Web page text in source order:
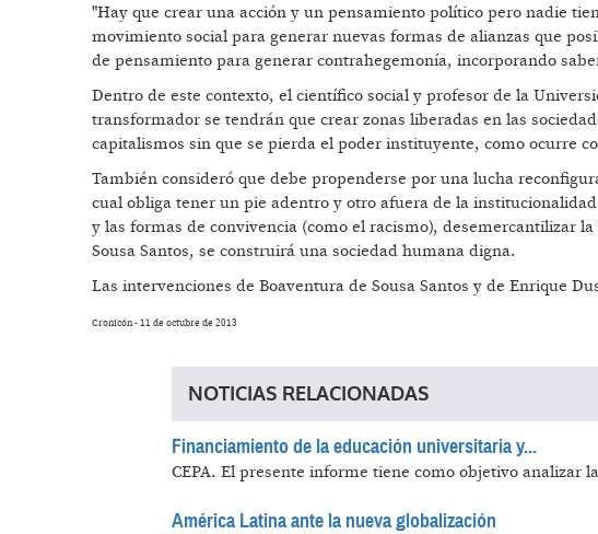
"Hay que crear una acción y un pensamiento político pero nadie
movimiento social para generar nuevas formas de alianzas que
de pensamiento para generar contrahegemonía, incorporando
Dentro de este contexto, el científico social y profesor de la
transformador se tendrán que crear zonas liberadas en las
capitalismos sin que se pierda el poder instituyente, como ocurre
También consideró que debe propenderse por una lucha
cual obliga tener un pie adentro y otro afuera de la
y las formas de convivencia (como el racismo), desemercantilizar
Sousa Santos, se construirá una sociedad humana digna.
Las intervenciones de Boaventura de Sousa Santos y de Enrique
Cronicón - 11 de octubre de 2013
NOTICIAS RELACIONADAS
Financiamiento de la educación universitaria y...
CEPA. El presente informe tiene como objetivo analizar
América Latina ante la nueva globalización